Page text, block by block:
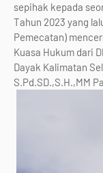
sepihak kepada
Tahun 2023 yang
Pemecatan)
Kuasa Hukum dari
Dayak Kalimatan
S.Pd.SD.,S.H.,MM